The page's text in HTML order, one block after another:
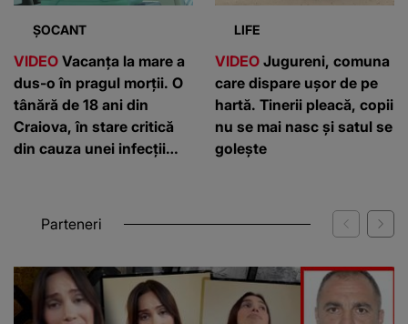
ȘOCANT
VIDEO Vacanța la mare a
dus-o în pragul morții. O
tânără de 18 ani din
Craiova, în stare critică
din cauza unei infecții
LIFE
VIDEO Jugureni, comuna
care dispare ușor de pe
hartă. Tinerii pleacă, copii
nu se mai nasc și satul se
golește
Parteneri